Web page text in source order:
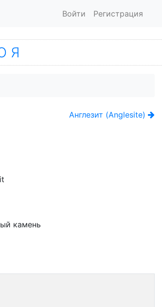
Войти Регистрация
Англезит (Anglesite)
камень
Я